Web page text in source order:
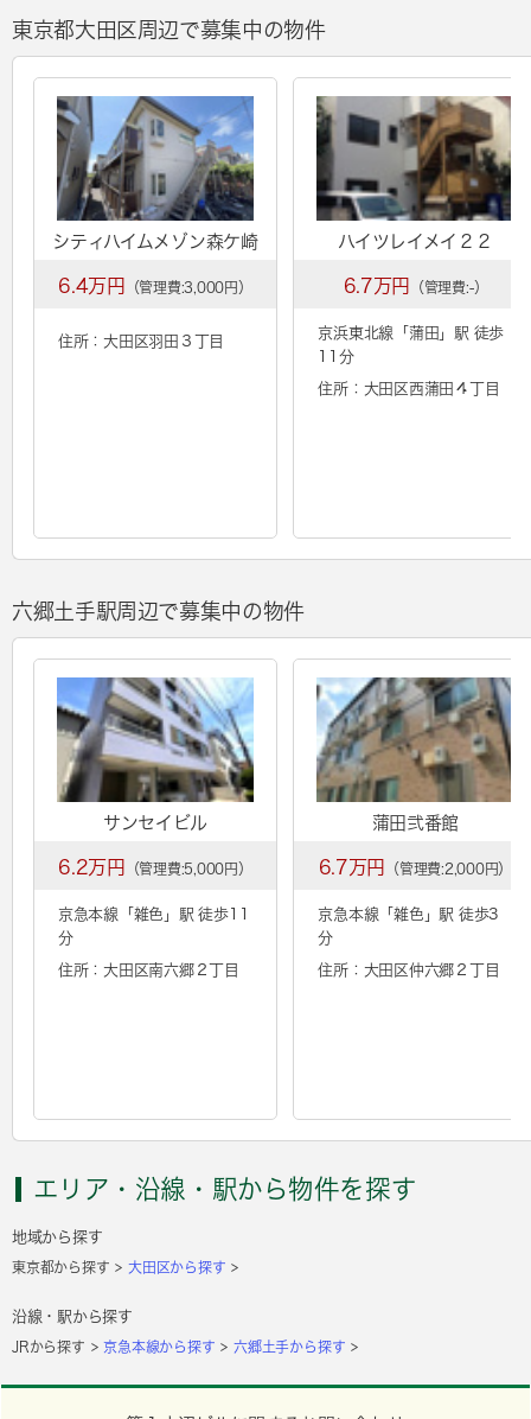
東京都大田区周辺で募集中の物件
シティハイムメゾン森ケ崎
6.4万円 （管理費:3,000円）
住所：大田区羽田３丁目
ハイツレイメイ２２
6.7万円 （管理費:-）
京浜東北線「 蒲田 」駅 徒歩
11分
住所：大田区西蒲田４丁目
六郷土手駅周辺で募集中の物件
サンセイビル
6.2万円 （管理費:5,000円）
京急本線「 雑色 」駅 徒歩11
分
住所：大田区南六郷２丁目
蒲田弐番館
6.7万円 （管理費:2,000円）
京急本線「雑色 」駅 徒歩3
分
住所：大田区仲六郷２丁目
エリア・沿線・駅から物件を探す
地域から探す
東京都から探す 大田区から探す
沿線・駅から探す
JRから探す 京急本線から探す 六郷土手から探す